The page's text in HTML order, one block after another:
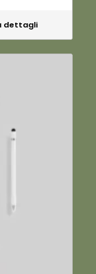
dettagli